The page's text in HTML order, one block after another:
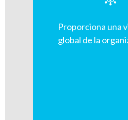
Proporciona una
global de la